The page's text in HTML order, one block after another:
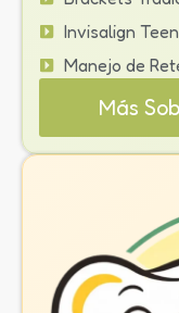
Invisalign Teen
Manejo de
Más